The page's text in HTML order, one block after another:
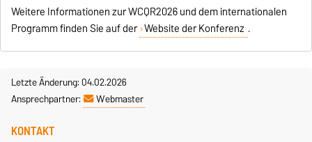
Weitere Informationen zur WCQR2026 und dem internationalen
Programm finden Sie auf der Website der Konferenz .
Letzte Änderung: 04.02.2026
Ansprechpartner:
Webmaster
KONTAKT